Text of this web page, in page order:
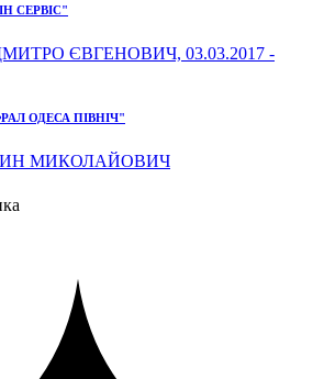
СЕРВІС"
ЄВГЕНОВИЧ, 03.03.2017 -
ОДЕСА ПІВНІЧ"
МИКОЛАЙОВИЧ